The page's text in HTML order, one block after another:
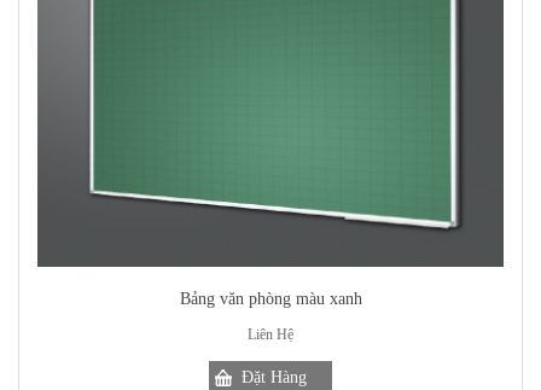
Bảng văn phòng màu xanh
Liên Hệ